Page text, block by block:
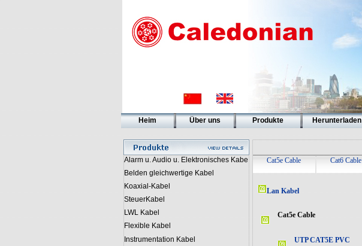
Heim Über uns Produkte Herunterladen
Alarm u. Audio u. Elektronisches Kabe
Belden gleichwertige Kabel
Koaxial-Kabel
SteuerKabel
LWL Kabel
Flexible Kabel
Instrumentation Kabel
Cat5e Cable Cat6 Cable
Lan Kabel
Cat5e Cable
UTP CAT5E PVC